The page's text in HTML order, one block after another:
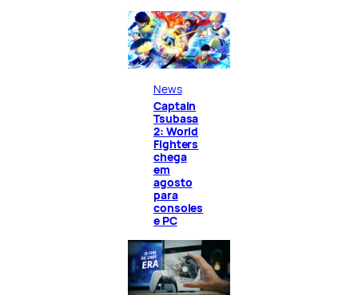
News
Captain
Tsubasa
2: World
Fighters
chega
em
agosto
para
consoles
e PC